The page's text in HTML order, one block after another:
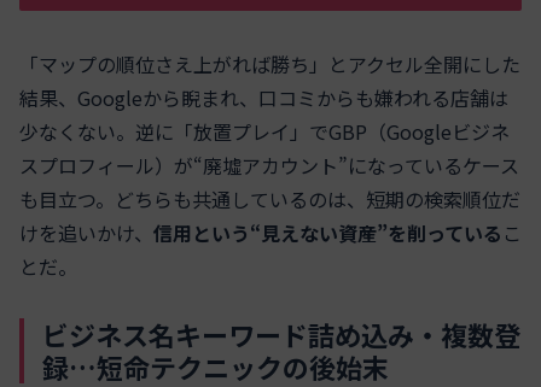
「マップの順位さえ上がれば勝ち」とアクセル全開にした
結果、Googleから睨まれ、口コミからも嫌われる店舗は
少なくない。逆に「放置プレイ」でGBP（Googleビジネ
スプロフィール）が“廃墟アカウント”になっているケース
も目立つ。どちらも共通しているのは、短期の検索順位だ
けを追いかけ、 信用という“見えない資産”を削っている こ
とだ。
ビジネス名キーワード詰め込み・複数登
録…短命テクニックの後始末